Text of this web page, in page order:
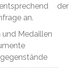
der
an.
und Medaillen